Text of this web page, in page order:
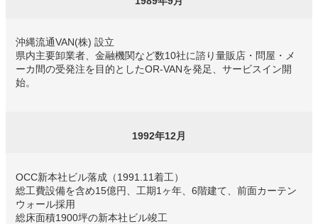
沖縄流通VAN(株) 設立
県内主要卸業者、金融機関など数10社に諮り量販店・問屋・メ
ーカ間の受発注を目的としたOR-VANを発足、サービスイン開
始。
1992年12月
OCC新本社ビル落成（1991.11着工）
総工費設備を含め15億円、工期1ヶ年、6階建て、前面カーテン
ウォール採用
総床面積1900坪の新本社ビル竣工